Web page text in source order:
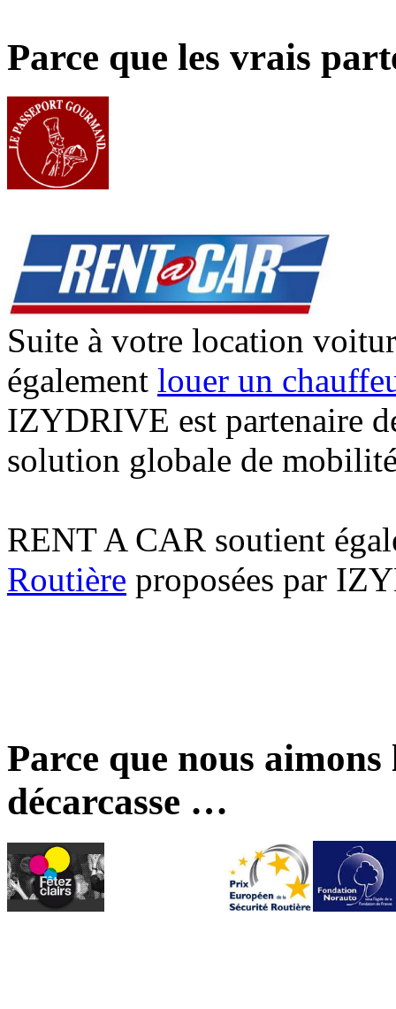
Parce que les vrais
Suite à votre location
également louer un
IZYDRIVE est partenaire
solution globale de
RENT A CAR soutient
Routière proposées par
Parce que nous
décarcasse …